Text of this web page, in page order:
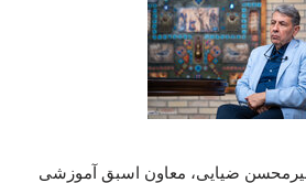
ضیایی، معاون اسبق آموزشی